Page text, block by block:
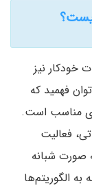
خودکار نیز
فهمید که
مناسب است.
فعالیت
صورت شبانه
به الگوریتم‌ها